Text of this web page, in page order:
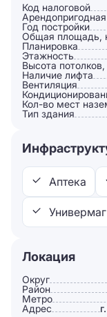
Код налоговой
Год постройки
Общая площадь,
Планировка
Этажность
Высота
Наличие лифта
Вентиляция
Кол-во мест
Тип здания
Аптека
Универмаг
Локация
Округ
Район
Метро
Адрес